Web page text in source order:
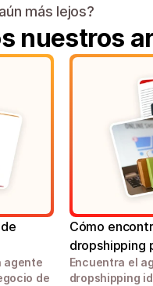
más lejos?
nuestros
agente
de
Cómo
dropshipping
Encuentra el
dropshipping